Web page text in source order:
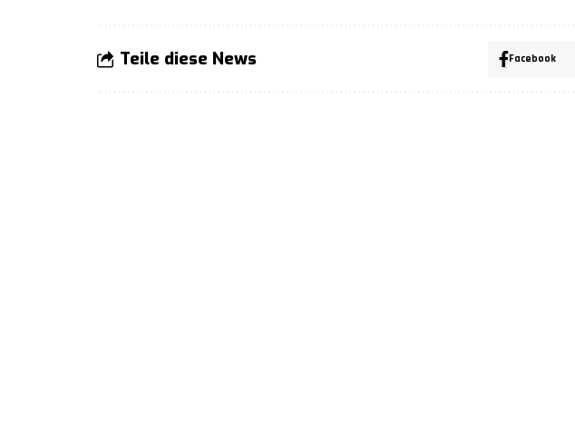
Teile diese News Facebook